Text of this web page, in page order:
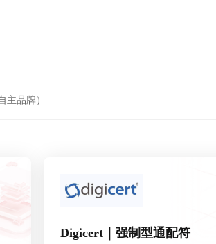
主品牌）
Digicert｜强制型通配符